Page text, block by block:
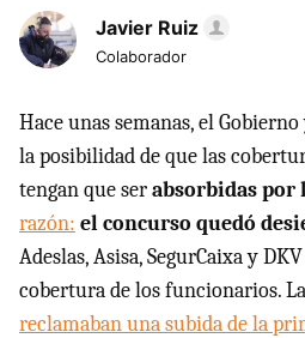
Javier Ruiz
Colaborador
Hace unas semanas, el
la posibilidad de que las
tengan que serabsorbidas por
razón: el concurso quedó
Adeslas, Asisa, SegurCaixa y
cobertura de los funcionarios.
reclamaban una subida de la